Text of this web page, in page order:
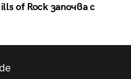
of Rock започва с